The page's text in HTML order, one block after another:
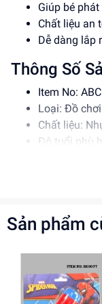
Giúp bé
Chất liệu an
Dễ dàng lắp
Thông Số
Item No:
Loại: Đồ
Chất liệu:
Độ tuổi phù
Hướng Dẫn
Để xa tầm
Lợi Ích Phát
Phát triển tư
Rèn luyện
Sản phẩm